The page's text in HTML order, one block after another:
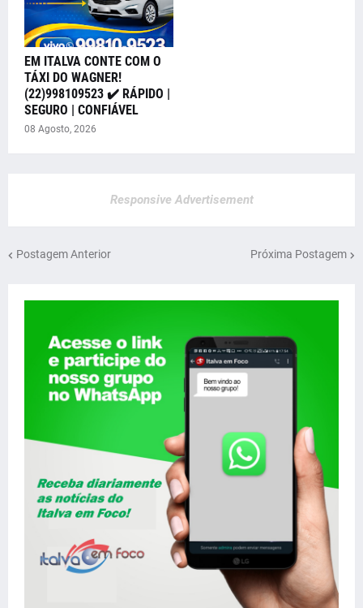
EM ITALVA CONTE COM O
TÁXI DO WAGNER!
(22)998109523 ✔️ RÁPIDO |
SEGURO | CONFIÁVEL
08 Agosto, 2026
Responsive Advertisement
Postagem Anterior Próxima Postagem